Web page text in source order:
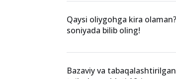
hujjat topshirish mumkin